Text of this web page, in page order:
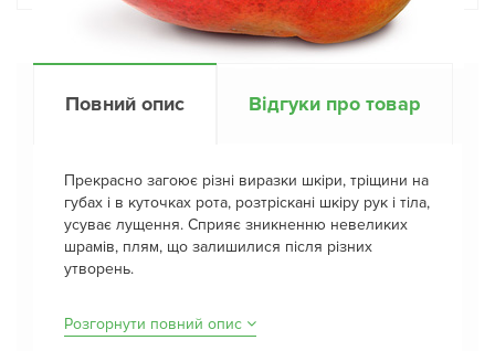
Повний опис Відгуки про товар
Прекрасно загоює різні виразки шкіри, тріщини на
губах і в куточках рота, розтріскані шкіру рук і тіла,
усуває лущення. Сприяє зникненню невеликих
шрамів, плям, що залишилися після різних
утворень.
Розгорнути повний опис